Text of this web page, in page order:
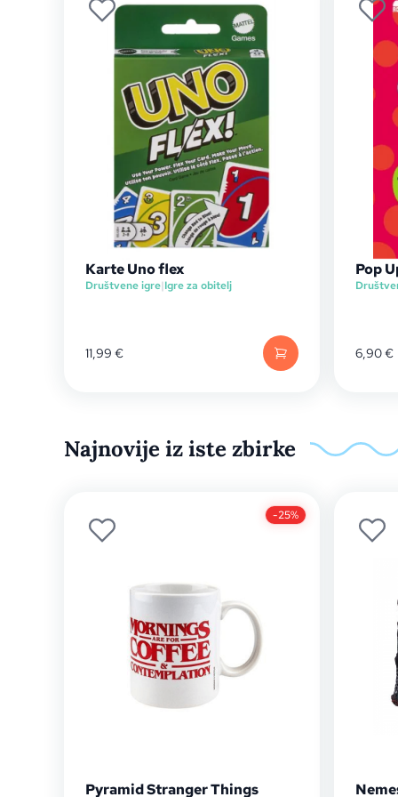
Karte Uno flex
Društvene igre|Igre za obitelj
11,99 €
Pop
6,90€
Najnovije iz iste zbirke
-25%
Pyramid Stranger Things